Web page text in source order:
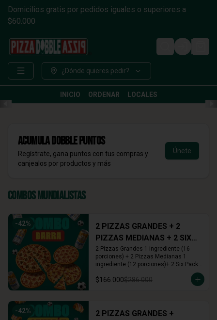
Domicilios gratis por pedidos iguales o superiores a
$60.000
Login
¿Dónde quieres pedir?
INICIO ORDENAR LOCALES
AcumulaDOBBLE Puntos
Regístrate, gana puntos con tus compras y
canjealos por productos y más
Únete
Combos Mundialistas
-42%
2 PIZZAS GRANDES + 2
PIZZAS MEDIANAS + 2 SIX
PACKS CERVEZAS
2 Pizzas Grandes 1 ingrediente (16
porciones) + 2 Pizzas Medianas 1
ingrediente (12 porciones)+ 2 Six Pack
$166.000$286.000
-42%
2 PIZZAS GRANDES +